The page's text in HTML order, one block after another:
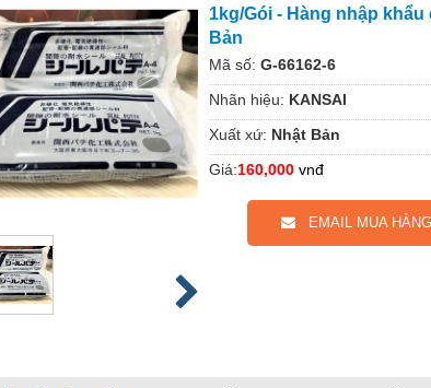
1kg/Gói - Hàng nhập
Bản
Mã số: G-66162-6
Nhãn hiệu: KANSAI
Xuất xứ: Nhật Bản
Giá:160,000 vnđ
EMAIL MUA HÀNG